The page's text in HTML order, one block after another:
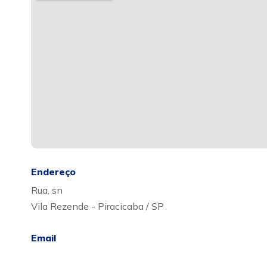
Endereço
Rua, sn
Vila Rezende - Piracicaba / SP
Email